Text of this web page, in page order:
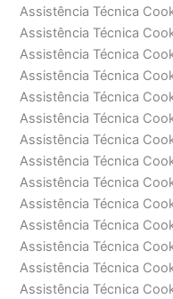
Assistência Técnica
Assistência Técnica
Assistência Técnica
Assistência Técnica
Assistência Técnica
Assistência Técnica
Assistência Técnica
Assistência Técnica
Assistência Técnica
Assistência Técnica
Assistência Técnica
Assistência Técnica
Assistência Técnica
Assistência Técnica